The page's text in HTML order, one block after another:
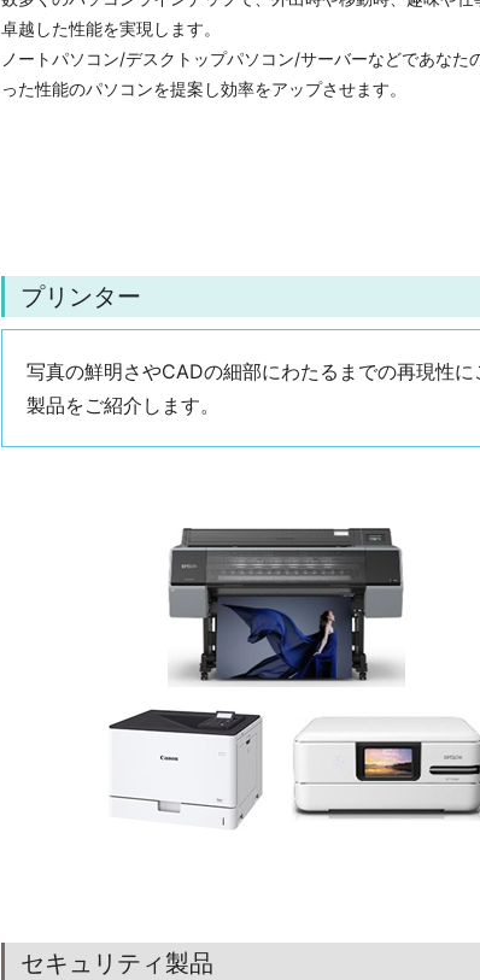
卓越した性能を実現します。
ノートパソコン/デスクトップパソコン/サーバーなどであなた
った性能のパソコンを提案し効率をアップさせます。
プリンター
写真の鮮明さやCADの細部にわたるまでの再現性
製品をご紹介します。
セキュリティ製品